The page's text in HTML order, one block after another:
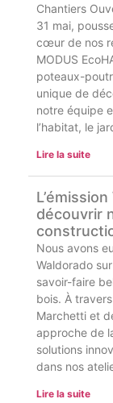
Chantiers
31 mai,
cœur de nos
MODUS
poteaux-
unique de
notre équipe
l’habitat, le
Lire la suite
découvrir
Nous avons
Waldorado
savoir-faire
bois. À
Marchetti et
approche de
solutions
dans nos
Lire la suite